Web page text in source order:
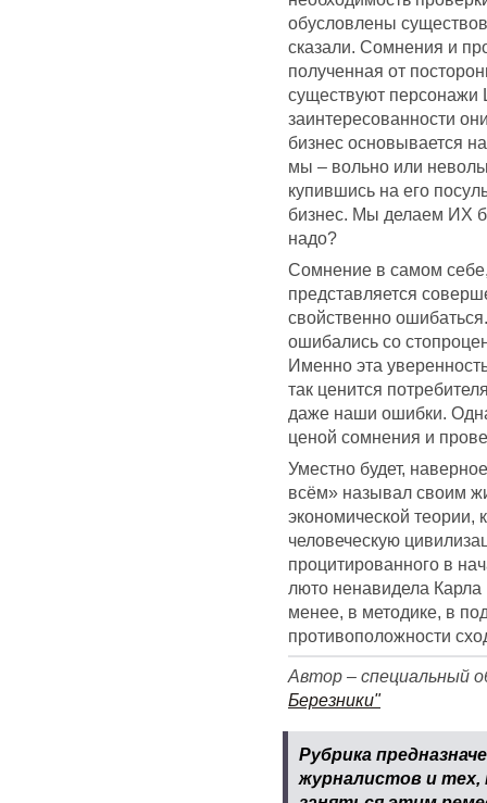
обусловлены
сказали. Сомнения и
полученная от
существуют персонажи
заинтересованности
бизнес основывается
мы – вольно или
купившись на его
бизнес. Мы делаем ИХ
надо?
Сомнение в самом
представляется
свойственно
ошибались со
Именно эта
так ценится
даже наши ошибки.
ценой сомнения и
Уместно будет,
всём» называл своим
экономической теории,
человеческую
процитированного в
люто ненавидела
менее, в методике, в
противоположности
Автор – специальный
Березники"
Рубрика
журналистов и